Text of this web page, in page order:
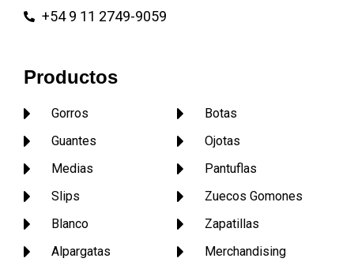
+54 9 11 2749-9059
Productos
Gorros
Guantes
Medias
Slips
Blanco
Alpargatas
Botas
Ojotas
Pantuflas
Zuecos Gomones
Zapatillas
Merchandising